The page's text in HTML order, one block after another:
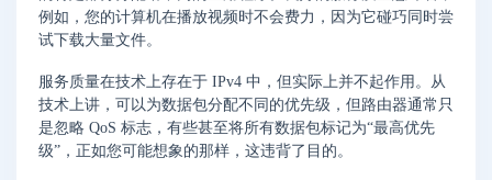
例如，您的计算机在播放视频时不会费力，因为它碰巧同时尝
试下载大量文件。
服务质量在技术上存在于 IPv4 中，但实际上并不起作用。从
技术上讲，可以为数据包分配不同的优先级，但路由器通常只
是忽略 QoS 标志，有些甚至将所有数据包标记为“最高优先
级”，正如您可能想象的那样，这违背了目的。